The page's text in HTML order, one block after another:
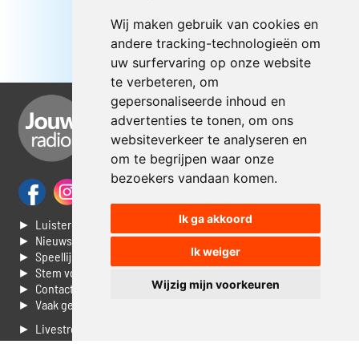
Wij maken gebruik van cookies en
andere tracking-technologieën om
uw surfervaring op onze website
te verbeteren, om
gepersonaliseerde inhoud en
advertenties te tonen, om ons
websiteverkeer te analyseren en
om te begrijpen waar onze
bezoekers vandaan komen.
Ik ga akkoord
Ik weiger
Wijzig mijn voorkeuren
► Luisteren naar Jouwradio
► Nieuws
► Speellijst
► Stem voor de Dag top 3
► Contacteer ons
► Vaak gestelde vragen
► Livestream informatie